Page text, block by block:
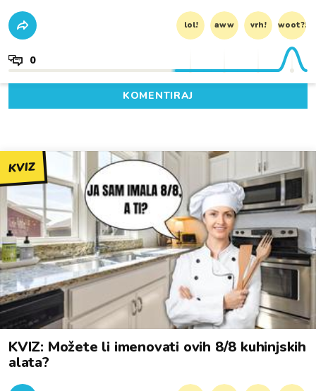
lol! aww vrh! woot?!
0
KOMENTIRAJ
KVIZ
KVIZ: Možete li imenovati ovih 8/8 kuhinjskih
alata?